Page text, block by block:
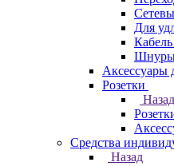
Для
Шнуры
Аксессуары
Розетки
Назад
Средства
Назад